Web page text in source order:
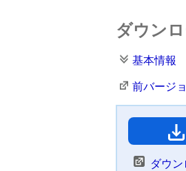
ダウン
基本情報
前バージ
ダウ